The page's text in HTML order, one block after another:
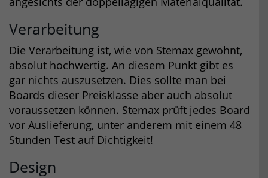
Verarbeitung
Die Verarbeitung ist, wie von Stemax gewohnt,
absolut hochwertig. An diesem Punkt gibt es
gar nichts auszusetzen. Dies sollte man bei
Boards dieser Preisklasse aber auch absolut
voraussetzen können. Stemax prüft jedes Board
vor Auslieferung, unter anderem mit einem 48
Stunden Test auf Dichtigkeit!
Design